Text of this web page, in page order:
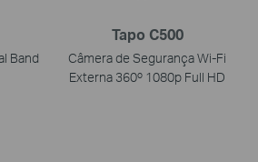
Band
Tapo C500
Câmera de Segurança Wi-Fi
Externa 360º 1080p Full HD